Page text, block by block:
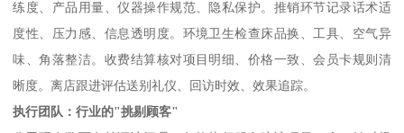
练度、产品用量、仪器操作规范、隐私保护。推销环节记录话术适
度性、压力感、信息透明度。环境卫生检查床品换、工具、空气异
味、角落整洁。收费结算核对项目明细、价格一致、会员卡规则清
晰度。离店跟进评估送别礼仪、回访时效、效果追踪。
执行团队：行业的"挑剔顾客"